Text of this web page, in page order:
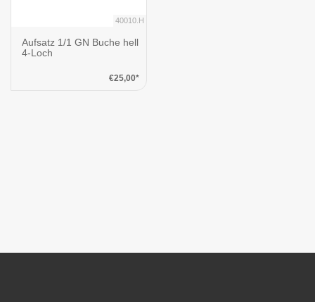
40010.H
Aufsatz 1/1 GN Buche hell
4-Loch
€25,00*